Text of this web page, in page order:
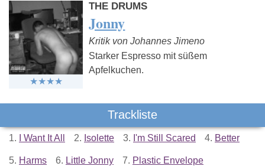
THE DRUMS
Jonny
Kritik von Johannes Jimeno
Starker Espresso mit süßem
Apfelkuchen.
Trackliste
1. I Want It All 2. Isolette 3. I'm Still Scared 4. Better
5. Harms 6. Little Jonny 7. Plastic Envelope